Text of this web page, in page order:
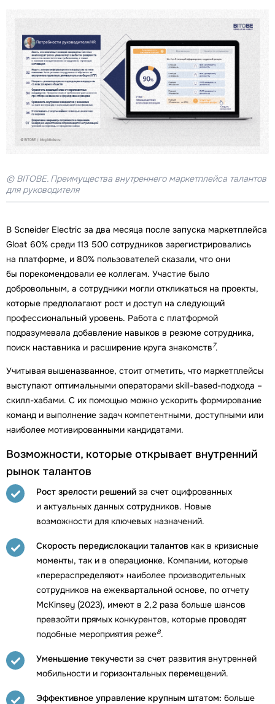
© BITOBE. Преимущества внутреннего маркетплейса талантов
для руководителя
В Scneider Electric за два месяца после запуска маркетплейса
Gloat 60% среди 113 500 сотрудников зарегистрировались
на платформе, и 80% пользователей сказали, что они
бы порекомендовали ее коллегам. Участие было
добровольным, а сотрудники могли откликаться на проекты,
которые предполагают рост и доступ на следующий
профессиональный уровень. Работа с платформой
подразумевала добавление навыков в резюме сотрудника,
поиск наставника и расширение круга знакомств7.
Учитывая вышеназванное, стоит отметить, что маркетплейсы
выступают оптимальными операторами skill-based-подхода –
скилл-хабами. С их помощью можно ускорить формирование
команд и выполнение задач компетентными, доступными или
наиболее мотивированными кандидатами.
Возможности, которые открывает внутренний
рынок талантов
Рост зрелости решений за счет оцифрованных
и актуальных данных сотрудников. Новые
возможности для ключевых назначений.
Скорость передислокации талантов как в кризисные
моменты, так и в операционке. Компании, которые
«перераспределяют» наиболее производительных
сотрудников на ежеквартальной основе, по отчету
McKinsey (2023), имеют в 2,2 раза больше шансов
превзойти прямых конкурентов, которые проводят
подобные мероприятия реже8.
Уменьшение текучести за счет развития внутренней
мобильности и горизонтальных перемещений.
Эффективное управление крупным штатом: больше